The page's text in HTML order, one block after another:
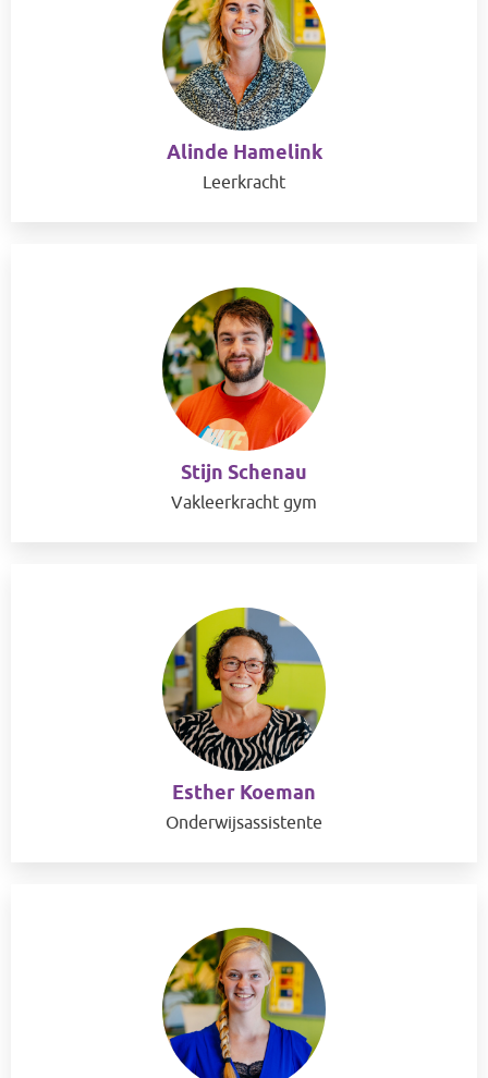
Alinde Hamelink
Leerkracht
Stijn Schenau
Vakleerkracht gym
Esther Koeman
Onderwijsassistente